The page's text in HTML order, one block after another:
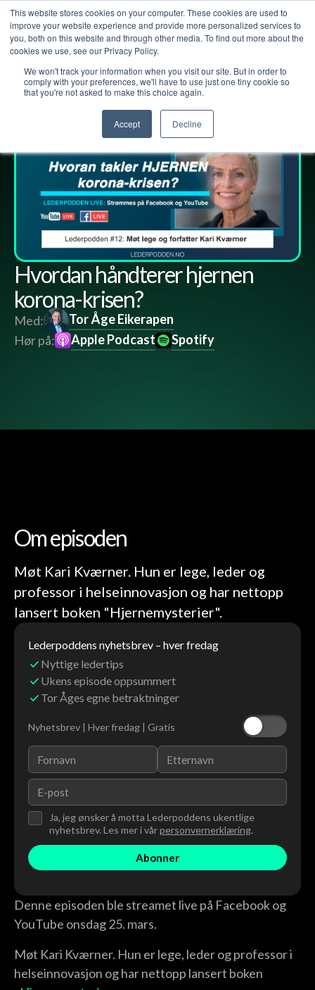
This website stores cookies on your computer. These cookies are used to
improve your website experience and provide more personalized services to
you, both on this website and through other media. To find out more about the
cookies we use, see our Privacy Policy.
We won't track your information when you visit our site. But in order to
comply with your preferences, we'll have to use just one tiny cookie so
that you're not asked to make this choice again.
Accept Decline
Lederpodden 23mar 2020 12 Del
Hvordan håndterer hjernen
korona-krisen?
Med:
Tor Åge Eikerapen
Hør på:
Apple Podcast Spotify
Om episoden
Møt Kari Kværner. Hun er lege, leder og
professor i helseinnovasjon og har nettopp
lansert boken "Hjernemysterier".
Lederpoddens nyhetsbrev – hver fredag
Nyttige ledertips
Ukens episode oppsummert
Tor Åges egne betraktninger
Nyhetsbrev | Hver fredag | Gratis
Ja, jeg ønsker å motta Lederpoddens ukentlige
nyhetsbrev. Les mer i vårpersonvernerklæring.
Denne episoden ble streamet live på Facebook og
YouTube onsdag 25. mars.
Møt Kari Kværner. Hun er lege, leder og professor i
helseinnovasjon og har nettopp lansert boken